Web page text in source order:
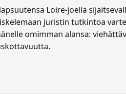
Loire-joella
juristin tutkintoa
omimman alansa: